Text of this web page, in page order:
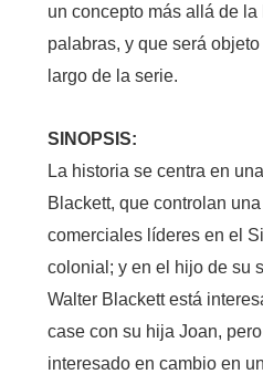
un concepto más allá de
palabras, y que será
largo de la serie.
SINOPSIS:
La historia se centra en
Blackett, que controlan
comerciales líderes en el
colonial; y en el hijo de su
Walter Blackett está
case con su hija Joan,
interesado en cambio en